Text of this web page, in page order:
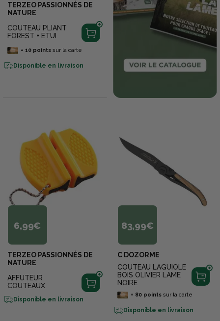
TERZEO PASSIONNÉS DE
NATURE
COUTEAU PLIANT
FOREST + ETUI
+ 10pointssur la carte
Disponible en livraison
6,99€
TERZEO PASSIONNÉS DE
NATURE
AFFUTEUR
COUTEAUX
Disponible en livraison
83,99€
C DOZORME
COUTEAU LAGUIOLE
BOIS OLIVIER LAME
NOIRE
+ 80pointssur la carte
Disponible en livraison